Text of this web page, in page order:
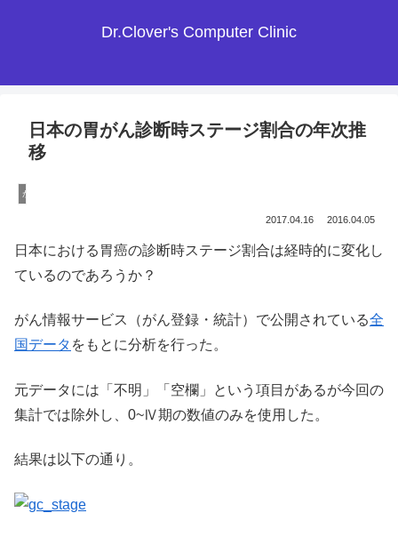
Dr.Clover's Computer Clinic
日本の胃がん診断時ステージ割合の年次推
移
がんの疫学
2017.04.16 2016.04.05
日本における胃癌の診断時ステージ割合は経時的に変化し
ているのであろうか？
がん情報サービス（がん登録・統計）で公開されている全
国データ をもとに分析を行った。
元データには「不明」「空欄」という項目があるが今回の
集計では除外し、0~Ⅳ期の数値のみを使用した。
結果は以下の通り。